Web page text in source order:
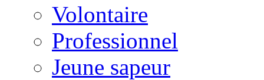
Volontaire
Professionnel
Jeune sapeur